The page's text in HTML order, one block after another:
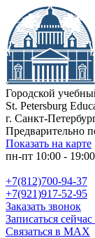
Городской
St. Petersburg
г. Санкт-
Предварительно
Показать на карте
пн-пт 10:00 - 19:00
+7(812)700-94-37
+7(921)917-52-95
Заказать звонок
Записаться
Связаться в MAX